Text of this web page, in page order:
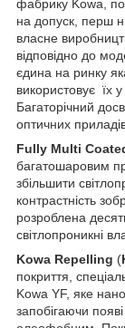
фабрику Kowa,
на допуск, перш
власне
відповідно до
єдина на ринку
використовує їх
Багаторічний
оптичних
Fully Multi
багатошаровим
збільшити
контрастність
розроблена
світлопроникні
Kowa Repelling (
покриття,
Kowa YF, яке
запобігаючи